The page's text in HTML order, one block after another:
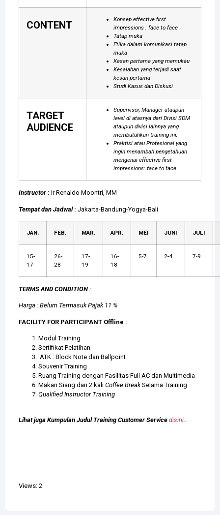
CONTENT
Konsep effective first
impressions : face to face
Tatap muka
Etika dalam komunikasi tatap
muka
Kesan pertama yang memukau
Kesalahan yang terjadi saat
kesan pertama
Studi Kasus dan Diskusi
TARGET
AUDIENCE
Supervisor, Manager ataupun
level di atasnya dari Divisi SDM
ataupun divisi lainnya yang
membutuhkan training ini;
Praktisi atau Profesional yang
ingin menambah pengetahuan
mengenai effective first
impressions: face to face
Instructor : Ir Renaldo Moontri, MM
Tempat dan Jadwal: Jakarta-Bandung-Yogya-Bali
JAN. FEB. MAR. APR. MEI JUNI JULI
15-
17
26-
28
17-
19
16-
18
5-7 2-4 7-9
TERMS AND CONDITION :
Harga : Belum Termasuk Pajak 11 %
FACILITY FOR PARTICIPANT Offline :
Modul Training
Sertifikat Pelatihan
ATK : Block Note dan Ballpoint
Souvenir Training
Ruang Training dengan Fasilitas Full AC dan Multimedia
Makan Siang dan 2 kali Coffee BreakSelama Training
Qualified Instructor Training
Lihat juga Kumpulan Judul Training Customer Service disini…
Views: 2